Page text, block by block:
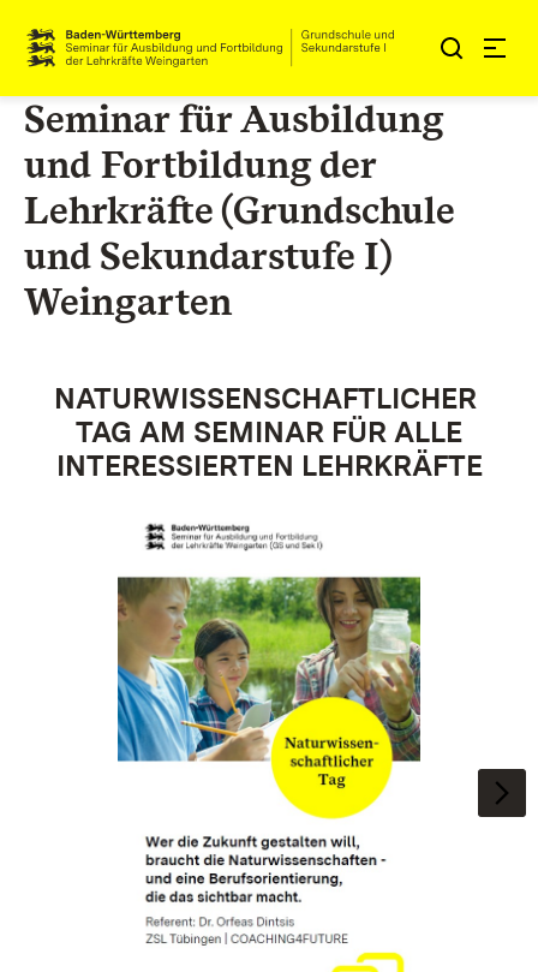
Zum Inhalt springen
Link zur Startseite
Seminar für Ausbildung
und Fortbildung der
Lehrkräfte (Grundschule
und Sekundarstufe I)
Weingarten
NATURWISSENSCHAFTLICHER
TAG AM SEMINAR FÜR ALLE
INTERESSIERTEN LEHRKRÄFTE